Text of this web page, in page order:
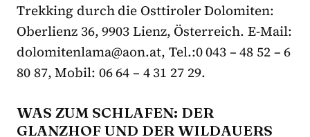
Trekking durch die Osttiroler Dolomiten:
Oberlienz 36, 9903 Lienz, Österreich. E-Mail:
dolomitenlama@aon.at, Tel.:0 043 – 48 52 – 6
80 87, Mobil: 06 64 – 4 31 27 29.
WAS ZUM SCHLAFEN: DER
GLANZHOF UND DER WILDAUERS